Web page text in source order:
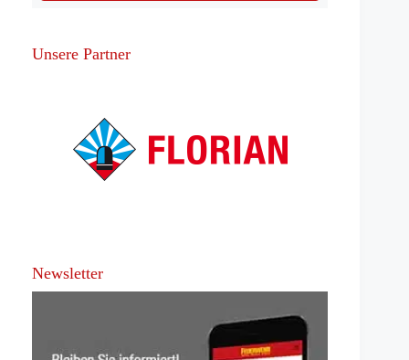
Unsere Partner
Newsletter